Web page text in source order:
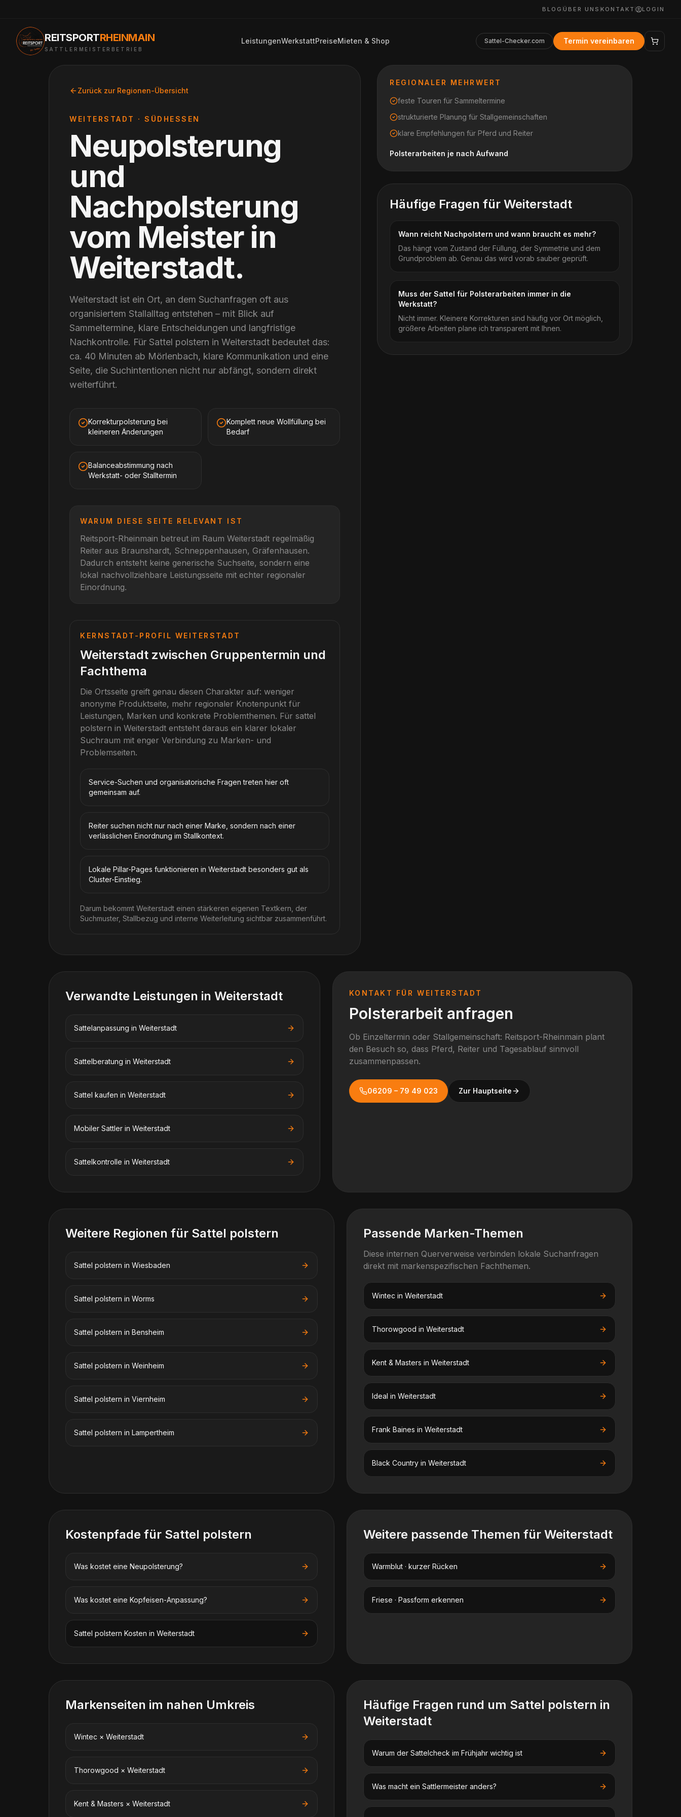
BLOG ÜBER UNS KONTAKT LOGIN
REITSPORTRHEINMAIN
SATTLERMEISTERBETRIEB
LeistungenWerkstattPreiseMieten & Shop Sattel-Checker.com Termin vereinbaren
Zurück zur Regionen-Übersicht
WEITERSTADT ·SÜDHESSEN
Neupolsterung
und
Nachpolsterung
vom Meisterin
Weiterstadt.
Weiterstadt ist ein Ort, an dem Suchanfragen oft aus
organisiertem Stallalltag entstehen – mit Blick auf
Sammeltermine, klare Entscheidungen und langfristige
Nachkontrolle. Für Sattel polstern in Weiterstadt bedeutet das:
ca. 40 Minuten ab Mörlenbach, klare Kommunikation und eine
Seite, die Suchintentionen nicht nur abfängt, sondern direkt
weiterführt.
Korrekturpolsterung bei
kleineren Änderungen
Komplett neue Wollfüllung bei
Bedarf
Balanceabstimmung nach
Werkstatt- oder Stalltermin
WARUM DIESE SEITE RELEVANT IST
Reitsport-Rheinmain betreut im Raum Weiterstadt regelmäßig
Reiter aus Braunshardt, Schneppenhausen, Gräfenhausen.
Dadurch entsteht keine generische Suchseite, sondern eine
lokal nachvollziehbare Leistungsseite mit echter regionaler
Einordnung.
KERNSTADT-PROFIL WEITERSTADT
Weiterstadt zwischen Gruppentermin und
Fachthema
Die Ortsseite greift genau diesen Charakter auf: weniger
anonyme Produktseite, mehr regionaler Knotenpunkt für
Leistungen, Marken und konkrete Problemthemen. Für sattel
polstern in Weiterstadt entsteht daraus ein klarer lokaler
Suchraum mit enger Verbindung zu Marken- und
Problemseiten.
Service-Suchen und organisatorische Fragen treten hier oft
gemeinsam auf.
Reiter suchen nicht nur nach einer Marke, sondern nach einer
verlässlichen Einordnung im Stallkontext.
Lokale Pillar-Pages funktionieren in Weiterstadt besonders gut als
Cluster-Einstieg.
Darum bekommt Weiterstadt einen stärkeren eigenen Textkern, der
Suchmuster, Stallbezug und interne Weiterleitung sichtbar zusammenführt.
REGIONALER MEHRWERT
feste Touren für Sammeltermine
strukturierte Planung für Stallgemeinschaften
klare Empfehlungen für Pferd und Reiter
Polsterarbeiten je nach Aufwand
Häufige Fragen für Weiterstadt
Wann reicht Nachpolstern und wann braucht es mehr?
Das hängt vom Zustand der Füllung, der Symmetrie und dem
Grundproblem ab. Genau das wird vorab sauber geprüft.
Muss der Sattel für Polsterarbeiten immer in die
Werkstatt?
Nicht immer. Kleinere Korrekturen sind häufig vor Ort möglich,
größere Arbeiten plane ich transparent mit Ihnen.
Verwandte Leistungen in Weiterstadt
Sattelanpassung in Weiterstadt
Sattelberatung in Weiterstadt
Sattel kaufen in Weiterstadt
Mobiler Sattler in Weiterstadt
Sattelkontrolle in Weiterstadt
KONTAKT FÜRWEITERSTADT
Polsterarbeit anfragen
Ob Einzeltermin oder Stallgemeinschaft: Reitsport-Rheinmain plant
den Besuch so, dass Pferd, Reiter und Tagesablauf sinnvoll
zusammenpassen.
06209 – 79 49 023 Zur Hauptseite
Weitere Regionen für Sattel polstern
Sattel polstern in Wiesbaden
Sattel polstern in Worms
Sattel polstern in Bensheim
Sattel polstern in Weinheim
Sattel polstern in Viernheim
Sattel polstern in Lampertheim
Passende Marken-Themen
Diese internen Querverweise verbinden lokale Suchanfragen
direkt mit markenspezifischen Fachthemen.
Wintec in Weiterstadt
Thorowgood in Weiterstadt
Kent & Masters in Weiterstadt
Ideal in Weiterstadt
Frank Baines in Weiterstadt
Black Country in Weiterstadt
Kostenpfade für Sattel polstern
Was kostet eine Neupolsterung?
Was kostet eine Kopfeisen-Anpassung?
Sattel polstern Kosten in Weiterstadt
Weitere passende Themen für Weiterstadt
Warmblut · kurzer Rücken
Friese · Passform erkennen
Markenseiten im nahen Umkreis
Wintec × Weiterstadt
Thorowgood × Weiterstadt
Kent & Masters × Weiterstadt
Häufige Fragen rund um Sattel polstern in
Weiterstadt
Warum der Sattelcheck im Frühjahr wichtig ist
Was macht ein Sattlermeister anders?